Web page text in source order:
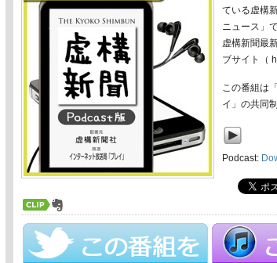
ている虚構
ニュース」で
虚構新聞最
ブサイト（
この番組は
イ」の共同
Podcast: